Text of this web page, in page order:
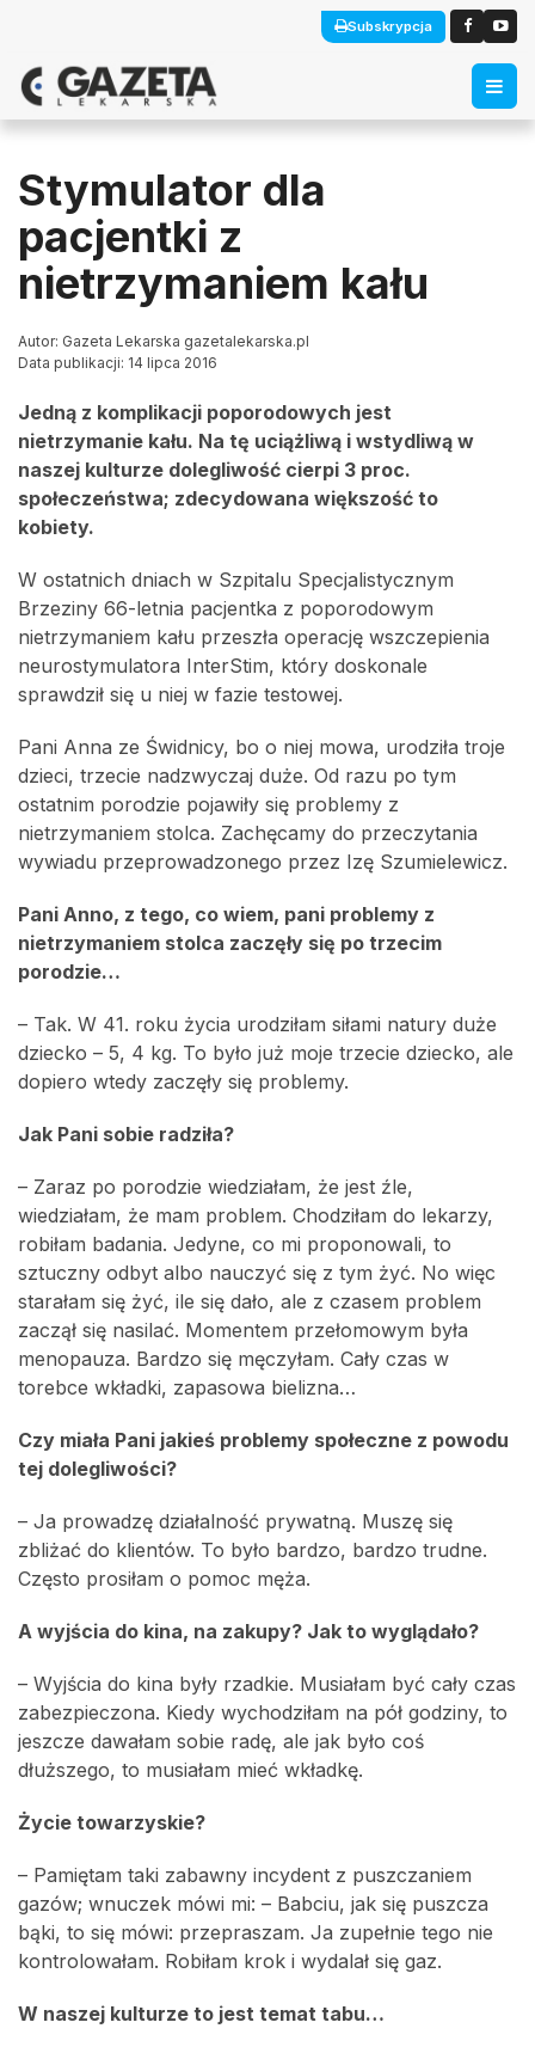
Subskrypcja
Stymulator dla
pacjentki z
nietrzymaniem kału
Autor: Gazeta Lekarska gazetalekarska.pl
Data publikacji: 14 lipca 2016
Jedną z komplikacji poporodowych jest
nietrzymanie kału. Na tę uciążliwą i wstydliwą w
naszej kulturze dolegliwość cierpi 3 proc.
społeczeństwa; zdecydowana większość to
kobiety.
W ostatnich dniach w Szpitalu Specjalistycznym
Brzeziny 66-letnia pacjentka z poporodowym
nietrzymaniem kału przeszła operację wszczepienia
neurostymulatora InterStim, który doskonale
sprawdził się u niej w fazie testowej.
Pani Anna ze Świdnicy, bo o niej mowa, urodziła troje
dzieci, trzecie nadzwyczaj duże. Od razu po tym
ostatnim porodzie pojawiły się problemy z
nietrzymaniem stolca. Zachęcamy do przeczytania
wywiadu przeprowadzonego przez Izę Szumielewicz.
Pani Anno, z tego, co wiem, pani problemy z
nietrzymaniem stolca zaczęły się po trzecim
porodzie…
– Tak. W 41. roku życia urodziłam siłami natury duże
dziecko – 5, 4 kg. To było już moje trzecie dziecko, ale
dopiero wtedy zaczęły się problemy.
Jak Pani sobie radziła?
– Zaraz po porodzie wiedziałam, że jest źle,
wiedziałam, że mam problem. Chodziłam do lekarzy,
robiłam badania. Jedyne, co mi proponowali, to
sztuczny odbyt albo nauczyć się z tym żyć. No więc
starałam się żyć, ile się dało, ale z czasem problem
zaczął się nasilać. Momentem przełomowym była
menopauza. Bardzo się męczyłam. Cały czas w
torebce wkładki, zapasowa bielizna…
Czy miała Pani jakieś problemy społeczne z powodu
tej dolegliwości?
– Ja prowadzę działalność prywatną. Muszę się
zbliżać do klientów. To było bardzo, bardzo trudne.
Często prosiłam o pomoc męża.
A wyjścia do kina, na zakupy? Jak to wyglądało?
– Wyjścia do kina były rzadkie. Musiałam być cały czas
zabezpieczona. Kiedy wychodziłam na pół godziny, to
jeszcze dawałam sobie radę, ale jak było coś
dłuższego, to musiałam mieć wkładkę.
Życie towarzyskie?
– Pamiętam taki zabawny incydent z puszczaniem
gazów; wnuczek mówi mi: – Babciu, jak się puszcza
bąki, to się mówi: przepraszam. Ja zupełnie tego nie
kontrolowałam. Robiłam krok i wydalał się gaz.
W naszej kulturze to jest temat tabu…